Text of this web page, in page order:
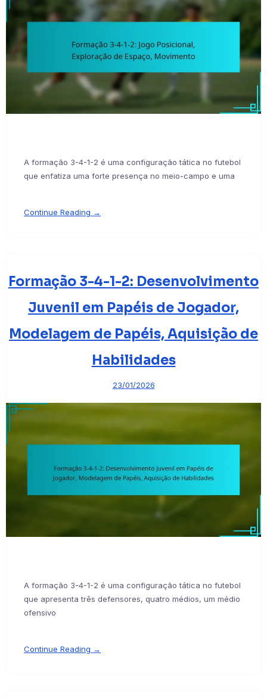
A formação 3-4-1-2 é uma configuração tática no futebol
que enfatiza uma forte presença no meio-campo e uma
Continue Reading →
Formação 3-4-1-2: Desenvolvimento
Juvenil em Papéis de Jogador,
Modelagem de Papéis, Aquisição de
Habilidades
23/01/2026
A formação 3-4-1-2 é uma configuração tática no futebol
que apresenta três defensores, quatro médios, um médio
ofensivo
Continue Reading →